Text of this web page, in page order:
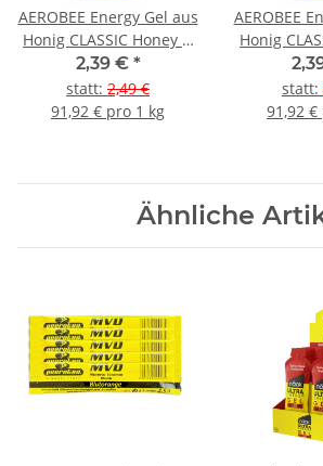
AEROBEE Energy Gel aus
Honig CLASSIC Honey &
Salt
2,39 € *
statt: 2,49 €
91,92 € pro 1 kg
AEROBEE
Honig
statt:
91,92
Ähnliche